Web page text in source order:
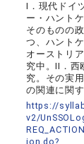
I．現代ドイ
ー・ハント
そのものの
つ、ハント
オーストリ
究中。II．西
究。その実
の関連に関す
https://
v2/
ion.do?